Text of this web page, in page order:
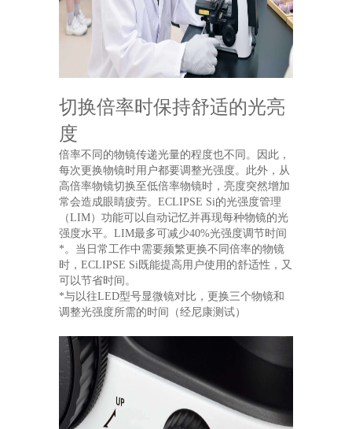
切换倍率时保持舒适的光亮
度
倍率不同的物镜传递光量的程度也不同。因此，
每次更换物镜时用户都要调整光强度。此外，从
高倍率物镜切换至低倍率物镜时，亮度突然增加
常会造成眼睛疲劳。ECLIPSE Si的光强度管理
（LIM）功能可以自动记忆并再现每种物镜的光
强度水平。LIM最多可减少40%光强度调节时间
*。当日常工作中需要频繁更换不同倍率的物镜
时，ECLIPSE Si既能提高用户使用的舒适性，又
可以节省时间。
*与以往LED型号显微镜对比，更换三个物镜和
调整光强度所需的时间（经尼康测试）